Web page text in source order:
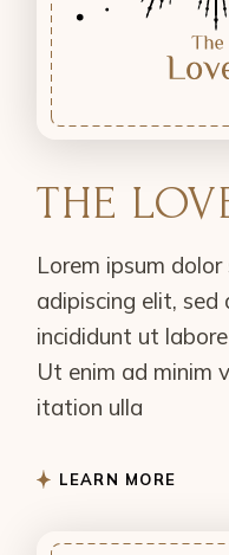
THE
Lorem ipsum
adipiscing elit,
incididunt ut
Ut enim ad minim
itation ulla
LEARN MORE